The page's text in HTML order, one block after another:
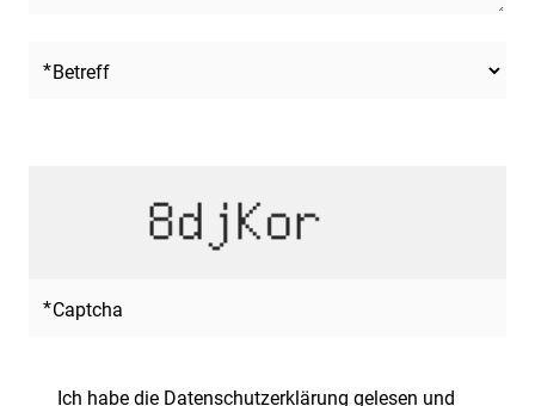
Betreff
Captcha
Ich habe die Datenschutzerklärung gelesen und